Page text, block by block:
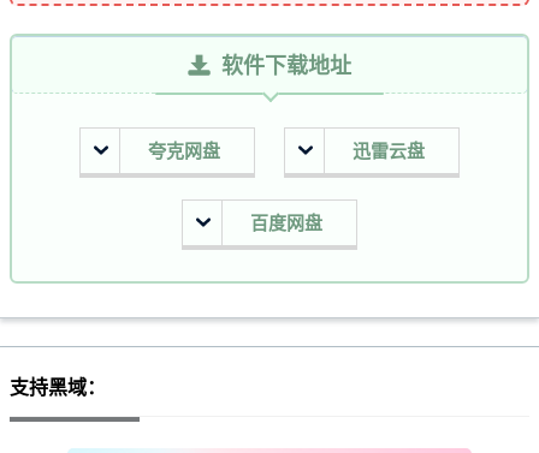
软件下载地址
夸克网盘 迅雷云盘
百度网盘
支持黑域：